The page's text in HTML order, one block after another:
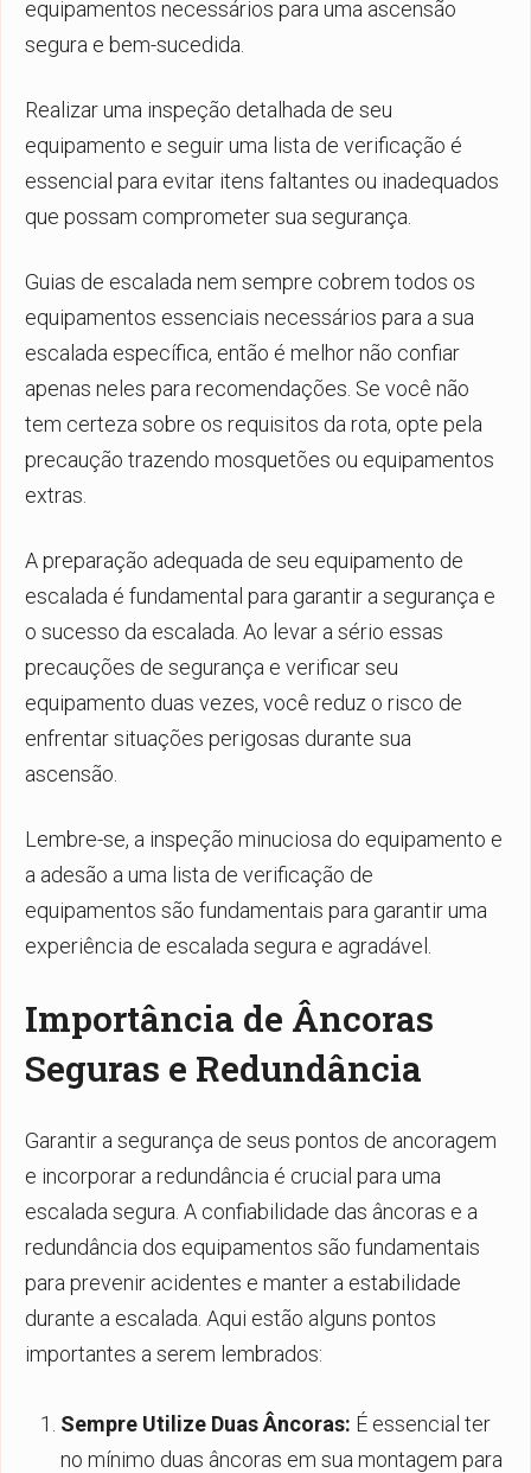
equipamentos necessários para uma ascensão
segura e bem-sucedida.
Realizar uma inspeção detalhada de seu
equipamento e seguir uma lista de verificação é
essencial para evitar itens faltantes ou inadequados
que possam comprometer sua segurança.
Guias de escalada nem sempre cobrem todos os
equipamentos essenciais necessários para a sua
escalada específica, então é melhor não confiar
apenas neles para recomendações. Se você não
tem certeza sobre os requisitos da rota, opte pela
precaução trazendo mosquetões ou equipamentos
extras.
A preparação adequada de seu equipamento de
escalada é fundamental para garantir a segurança e
o sucesso da escalada. Ao levar a sério essas
precauções de segurança e verificar seu
equipamento duas vezes, você reduz o risco de
enfrentar situações perigosas durante sua
ascensão.
Lembre-se, a inspeção minuciosa do equipamento e
a adesão a uma lista de verificação de
equipamentos são fundamentais para garantir uma
experiência de escalada segura e agradável.
Importância de Âncoras
Seguras e Redundância
Garantir a segurança de seus pontos de ancoragem
e incorporar a redundância é crucial para uma
escalada segura. A confiabilidade das âncoras e a
redundância dos equipamentos são fundamentais
para prevenir acidentes e manter a estabilidade
durante a escalada. Aqui estão alguns pontos
importantes a serem lembrados:
Sempre Utilize Duas Âncoras: É essencial ter
no mínimo duas âncoras em sua montagem para